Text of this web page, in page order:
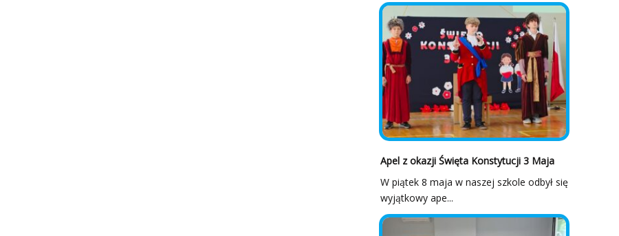
Apel z okazji Święta Konstytucji 3 Maja
W piątek 8 maja w naszej szkole odbył się
wyjątkowy ape...